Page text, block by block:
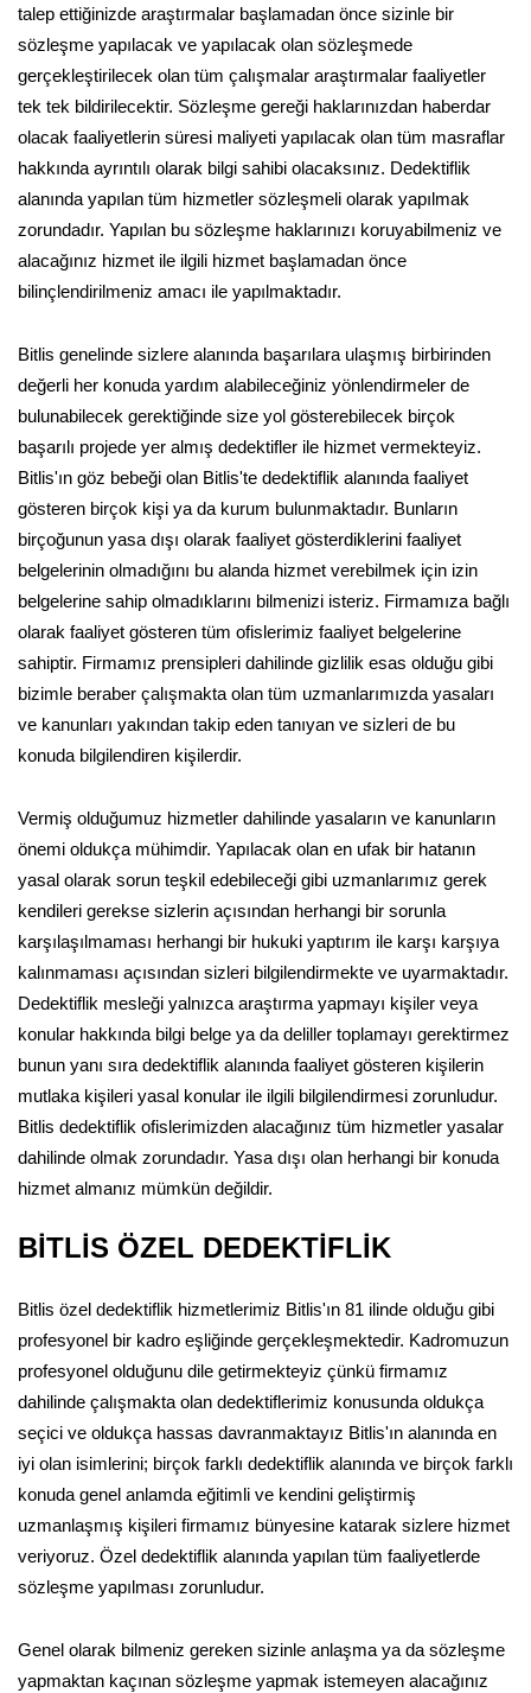
talep ettiğinizde araştırmalar başlamadan önce sizinle bir
sözleşme yapılacak ve yapılacak olan sözleşmede
gerçekleştirilecek olan tüm çalışmalar araştırmalar faaliyetler
tek tek bildirilecektir. Sözleşme gereği haklarınızdan haberdar
olacak faaliyetlerin süresi maliyeti yapılacak olan tüm masraflar
hakkında ayrıntılı olarak bilgi sahibi olacaksınız. Dedektiflik
alanında yapılan tüm hizmetler sözleşmeli olarak yapılmak
zorundadır. Yapılan bu sözleşme haklarınızı koruyabilmeniz ve
alacağınız hizmet ile ilgili hizmet başlamadan önce
bilinçlendirilmeniz amacı ile yapılmaktadır.
Bitlis genelinde sizlere alanında başarılara ulaşmış birbirinden
değerli her konuda yardım alabileceğiniz yönlendirmeler de
bulunabilecek gerektiğinde size yol gösterebilecek birçok
başarılı projede yer almış dedektifler ile hizmet vermekteyiz.
Bitlis'ın göz bebeği olan Bitlis'te dedektiflik alanında faaliyet
gösteren birçok kişi ya da kurum bulunmaktadır. Bunların
birçoğunun yasa dışı olarak faaliyet gösterdiklerini faaliyet
belgelerinin olmadığını bu alanda hizmet verebilmek için izin
belgelerine sahip olmadıklarını bilmenizi isteriz. Firmamıza bağlı
olarak faaliyet gösteren tüm ofislerimiz faaliyet belgelerine
sahiptir. Firmamız prensipleri dahilinde gizlilik esas olduğu gibi
bizimle beraber çalışmakta olan tüm uzmanlarımızda yasaları
ve kanunları yakından takip eden tanıyan ve sizleri de bu
konuda bilgilendiren kişilerdir.
Vermiş olduğumuz hizmetler dahilinde yasaların ve kanunların
önemi oldukça mühimdir. Yapılacak olan en ufak bir hatanın
yasal olarak sorun teşkil edebileceği gibi uzmanlarımız gerek
kendileri gerekse sizlerin açısından herhangi bir sorunla
karşılaşılmaması herhangi bir hukuki yaptırım ile karşı karşıya
kalınmaması açısından sizleri bilgilendirmekte ve uyarmaktadır.
Dedektiflik mesleği yalnızca araştırma yapmayı kişiler veya
konular hakkında bilgi belge ya da deliller toplamayı gerektirmez
bunun yanı sıra dedektiflik alanında faaliyet gösteren kişilerin
mutlaka kişileri yasal konular ile ilgili bilgilendirmesi zorunludur.
Bitlis dedektiflik ofislerimizden alacağınız tüm hizmetler yasalar
dahilinde olmak zorundadır. Yasa dışı olan herhangi bir konuda
hizmet almanız mümkün değildir.
BİTLİS ÖZEL DEDEKTİFLİK
Bitlis özel dedektiflik hizmetlerimiz Bitlis'ın 81 ilinde olduğu gibi
profesyonel bir kadro eşliğinde gerçekleşmektedir. Kadromuzun
profesyonel olduğunu dile getirmekteyiz çünkü firmamız
dahilinde çalışmakta olan dedektiflerimiz konusunda oldukça
seçici ve oldukça hassas davranmaktayız Bitlis'ın alanında en
iyi olan isimlerini; birçok farklı dedektiflik alanında ve birçok farklı
konuda genel anlamda eğitimli ve kendini geliştirmiş
uzmanlaşmış kişileri firmamız bünyesine katarak sizlere hizmet
veriyoruz. Özel dedektiflik alanında yapılan tüm faaliyetlerde
sözleşme yapılması zorunludur.
Genel olarak bilmeniz gereken sizinle anlaşma ya da sözleşme
yapmaktan kaçınan sözleşme yapmak istemeyen alacağınız